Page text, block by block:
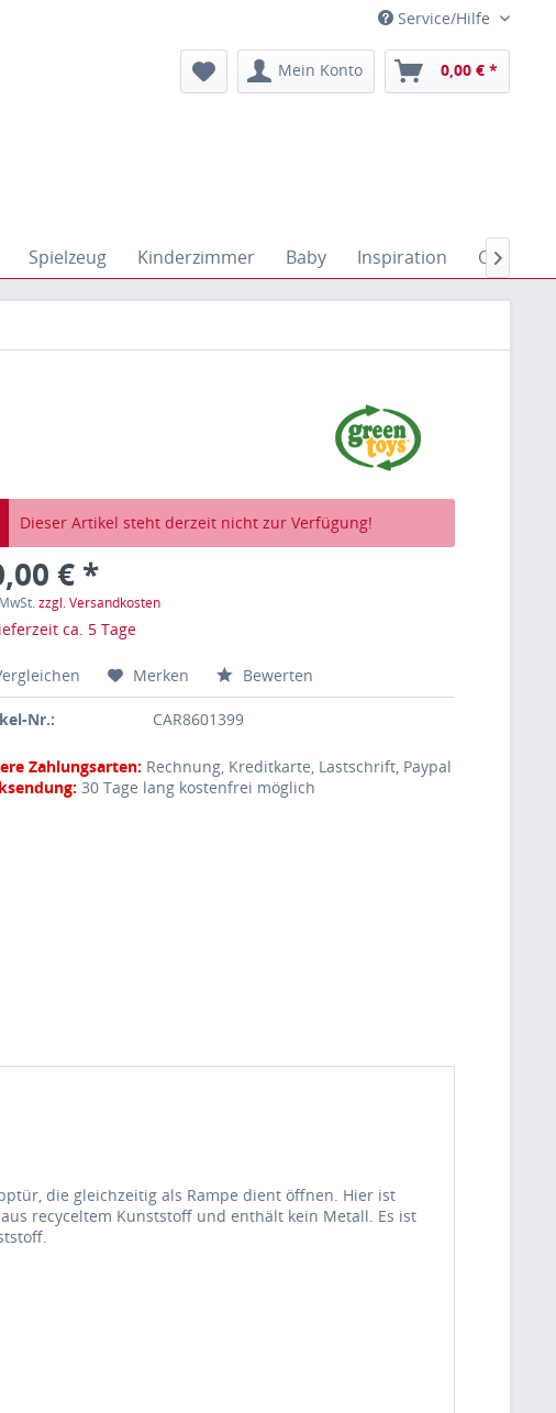
Service/Hilfe
Mein Konto 0,00 € *
Spielzeug Kinderzimmer Baby Inspiration Outdoor

Dieser Artikel steht derzeit nicht zur Verfügung!
€ *
zzgl. Versandkosten
ca. 5 Tage
Merken Bewerten
Nr.: CAR8601399
Zahlungsarten: Rechnung, Kreditkarte, Lastschrift, Paypal
30 Tage lang kostenfrei möglich
die gleichzeitig als Rampe dient öffnen. Hier ist
recyceltem Kunststoff und enthält kein Metall. Es ist